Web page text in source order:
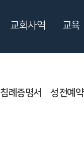
교회사역 교육
침례증명서 성전예약